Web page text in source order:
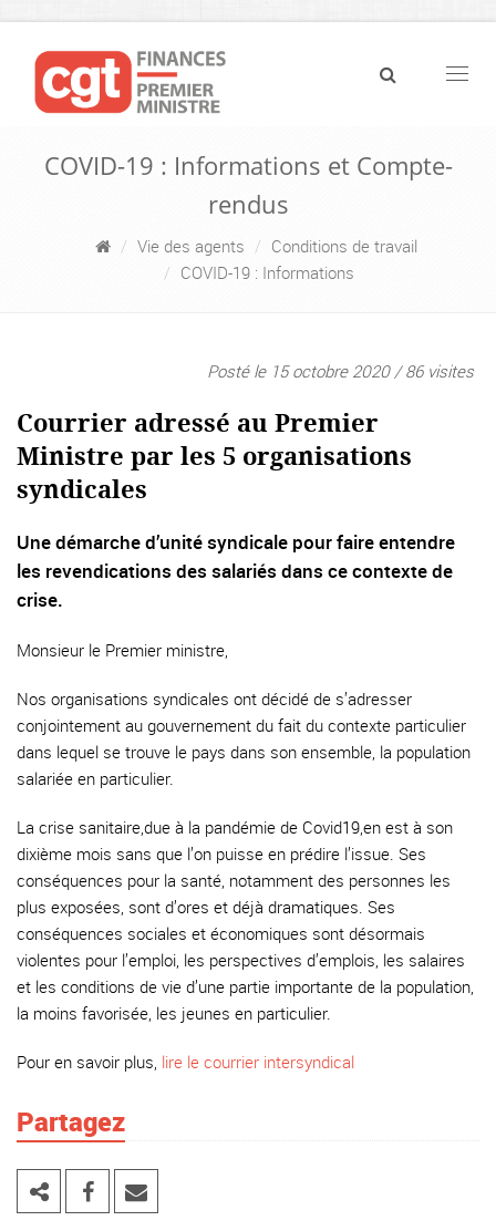
COVID-19 : Informations et Compte-
rendus
Vie des agents
Conditions de travail
COVID-19 : Informations
Posté le 15 octobre 2020 / 86 visites
Courrier adressé au Premier
Ministre par les 5 organisations
syndicales
Une démarche d’unité syndicale pour faire entendre
les revendications des salariés dans ce contexte de
crise.
Monsieur le Premier ministre,
Nos organisations syndicales ont décidé de s’adresser
conjointement au gouvernement du fait du contexte particulier
dans lequel se trouve le pays dans son ensemble, la population
salariée en particulier.
La crise sanitaire,due à la pandémie de Covid19,en est à son
dixième mois sans que l’on puisse en prédire l’issue. Ses
conséquences pour la santé, notamment des personnes les
plus exposées, sont d’ores et déjà dramatiques. Ses
conséquences sociales et économiques sont désormais
violentes pour l’emploi, les perspectives d’emplois, les salaires
et les conditions de vie d’une partie importante de la population,
la moins favorisée, les jeunes en particulier.
Pour en savoir plus, lire le courrier intersyndical
Partagez